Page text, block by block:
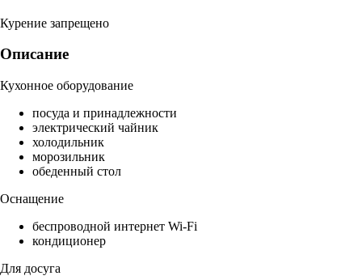
Курение запрещено
Описание
Кухонное оборудование
посуда и принадлежности
электрический чайник
холодильник
морозильник
обеденный стол
Оснащение
беспроводной интернет Wi-Fi
кондиционер
Для досуга